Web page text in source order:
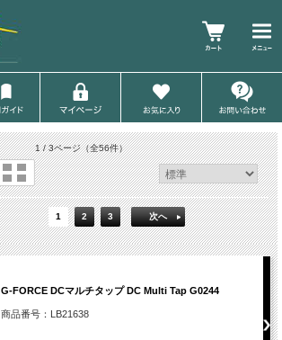
1 / 3ページ（全56件）
1 2 3 次へ
G-FORCE DCマルチタップ DC Multi Tap G0244
商品番号：LB21638